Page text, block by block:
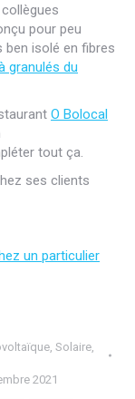
pour peu
isolé en fibres
granulés du
O Bolocal
tout ça.
ses clients
un particulier
Solaire
2021